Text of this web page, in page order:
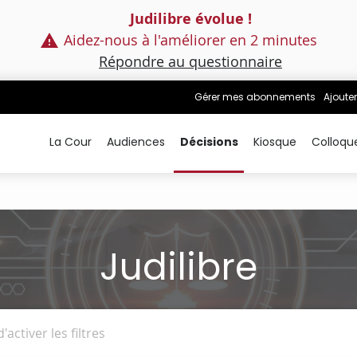
Judilibre évolue !
Aidez-nous à l'améliorer en 2 minutes
Répondre au questionnaire
Gérer mes abonnements
La Cour Audiences Décisions Kiosque
Judilibre